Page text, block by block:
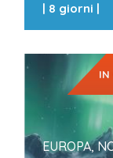
| 8 giorni |
IN
EUROPA,